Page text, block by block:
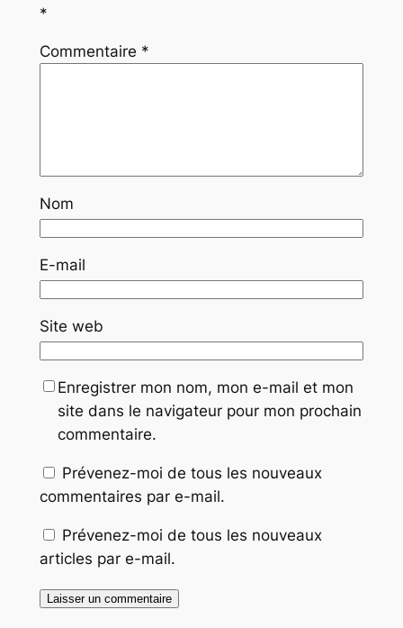
*
Commentaire *
Nom
E-mail
Site web
Enregistrer mon nom, mon e-mail et mon
site dans le navigateur pour mon prochain
commentaire.
Prévenez-moi de tous les nouveaux
commentaires par e-mail.
Prévenez-moi de tous les nouveaux
articles par e-mail.